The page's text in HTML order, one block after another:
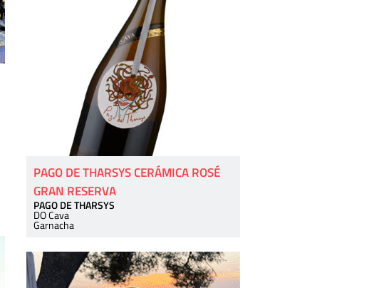
PAGO DE THARSYS CERÁMICA ROSÉ
GRAN RESERVA
PAGO DE THARSYS
DO Cava
Garnacha